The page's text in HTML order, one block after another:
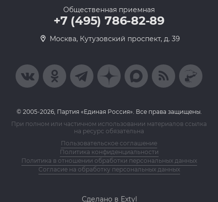
Общественная приемная
+7 (495) 786-82-89
Москва, Кутузовский проспект, д. 39
© 2005-2026, Партия «Единая Россия». Все права защищены.
При полном или частичном использовании материалов ссылка
на ресурс обязательна
Пользовательское соглашение
Политика конфиденциальности
Политика в отношении обработки персональных данных
Согласие на обработку персональных данных
Сделано в Extyl